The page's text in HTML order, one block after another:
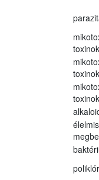
toxinok
toxinok
toxinok